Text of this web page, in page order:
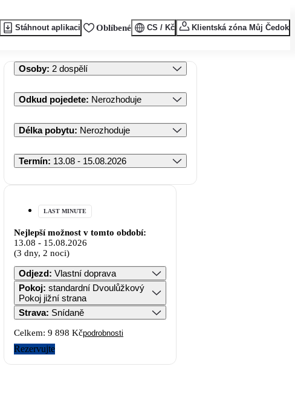
Stáhnout aplikaci Oblíbené CS / Kč Klientská zóna Můj Čedok
Osoby: 2 dospělí
Odkud pojedete: Nerozhoduje
Délka pobytu: Nerozhoduje
Termín: 13.08 - 15.08.2026
LAST MINUTE
Nejlepší možnost v tomto období:
13.08 - 15.08.2026
(3 dny, 2 noci)
Odjezd: Vlastní doprava
Pokoj: standardní Dvoulůžkový
Pokoj jižní strana
Strava: Snídaně
Celkem: 9 898 Kčpodrobnosti
Rezervujte